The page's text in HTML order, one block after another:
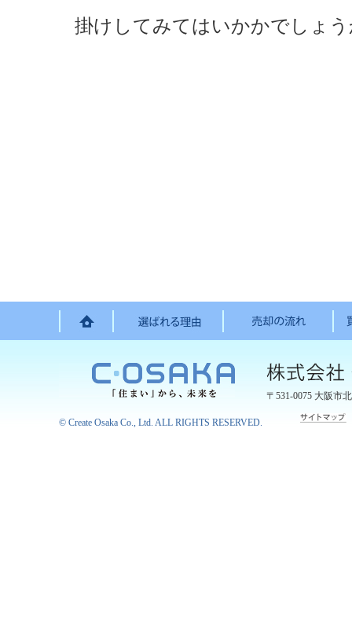
掛けしてみてはいかかでしょ
〒531-0075 大阪市
© Create Osaka Co., Ltd. ALL RIGHTS RESERVED.